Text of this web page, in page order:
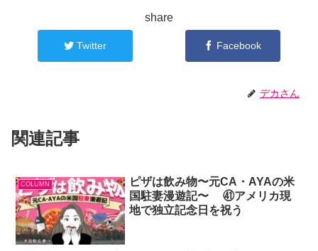
share
Twitter Facebook
デカさん
関連記事
COLUMN
ピザは飲み物〜元CA・AYAの米
国駐妻漫遊記〜 ㊶アメリカ現
地で独立記念日を祝う